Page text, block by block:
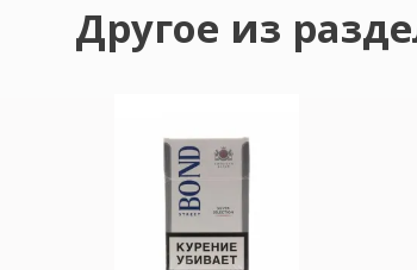
Другое из